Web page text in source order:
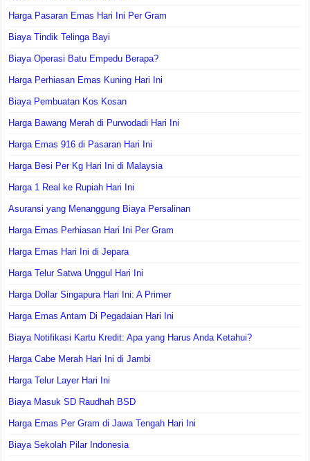
Harga Pasaran Emas Hari Ini Per Gram
Biaya Tindik Telinga Bayi
Biaya Operasi Batu Empedu Berapa?
Harga Perhiasan Emas Kuning Hari Ini
Biaya Pembuatan Kos Kosan
Harga Bawang Merah di Purwodadi Hari Ini
Harga Emas 916 di Pasaran Hari Ini
Harga Besi Per Kg Hari Ini di Malaysia
Harga 1 Real ke Rupiah Hari Ini
Asuransi yang Menanggung Biaya Persalinan
Harga Emas Perhiasan Hari Ini Per Gram
Harga Emas Hari Ini di Jepara
Harga Telur Satwa Unggul Hari Ini
Harga Dollar Singapura Hari Ini: A Primer
Harga Emas Antam Di Pegadaian Hari Ini
Biaya Notifikasi Kartu Kredit: Apa yang Harus Anda Ketahui?
Harga Cabe Merah Hari Ini di Jambi
Harga Telur Layer Hari Ini
Biaya Masuk SD Raudhah BSD
Harga Emas Per Gram di Jawa Tengah Hari Ini
Biaya Sekolah Pilar Indonesia